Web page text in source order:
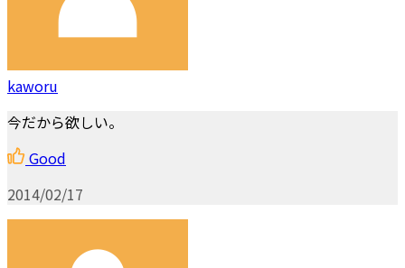
kaworu
今だから欲しい。
Good
2014/02/17